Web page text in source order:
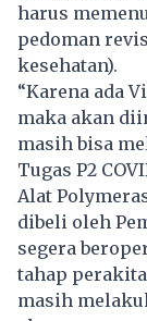
harus
pedoman
kesehatan).
“Karena ada
maka akan
masih bisa
Tugas P2
Alat
dibeli oleh
segera
tahap
masih